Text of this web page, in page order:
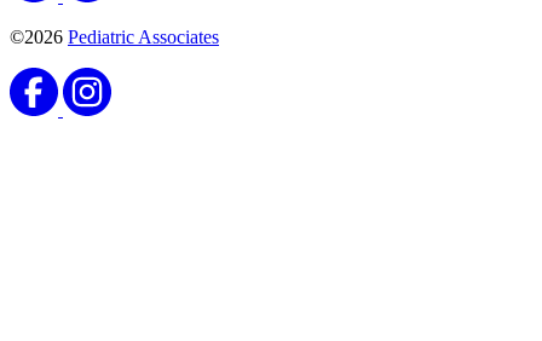
©2026 Pediatric Associates